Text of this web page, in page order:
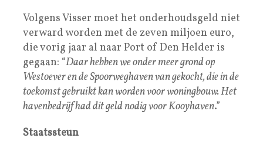
Volgens Visser moet het onderhoudsgeld niet
verward worden met de zeven miljoen euro,
die vorig jaar al naar Port of Den Helder is
gegaan: “Daar hebben we onder meer grond op
Westoever en de Spoorweghaven van gekocht, die in de
toekomst gebruikt kan worden voor woningbouw. Het
havenbedrijf had dit geld nodig voor Kooyhaven.”
Staatssteun